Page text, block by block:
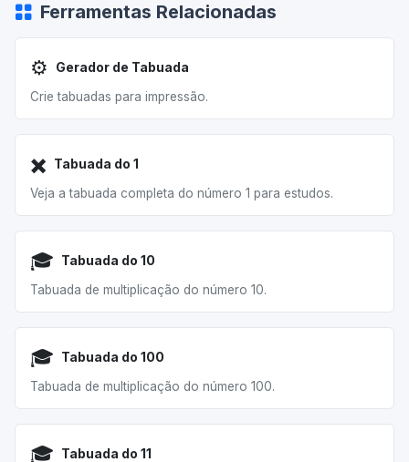
Ferramentas Relacionadas
⚙️ Gerador de Tabuada
Crie tabuadas para impressão.
✖️ Tabuada do 1
Veja a tabuada completa do número 1 para estudos.
🎓 Tabuada do 10
Tabuada de multiplicação do número 10.
🎓 Tabuada do 100
Tabuada de multiplicação do número 100.
🎓 Tabuada do 11